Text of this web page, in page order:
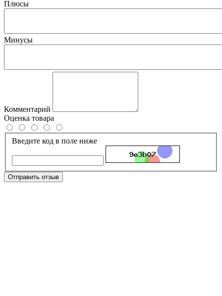
Плюсы
Минусы
Комментарий
Оценка товара
Введите код в поле ниже
Отправить отзыв